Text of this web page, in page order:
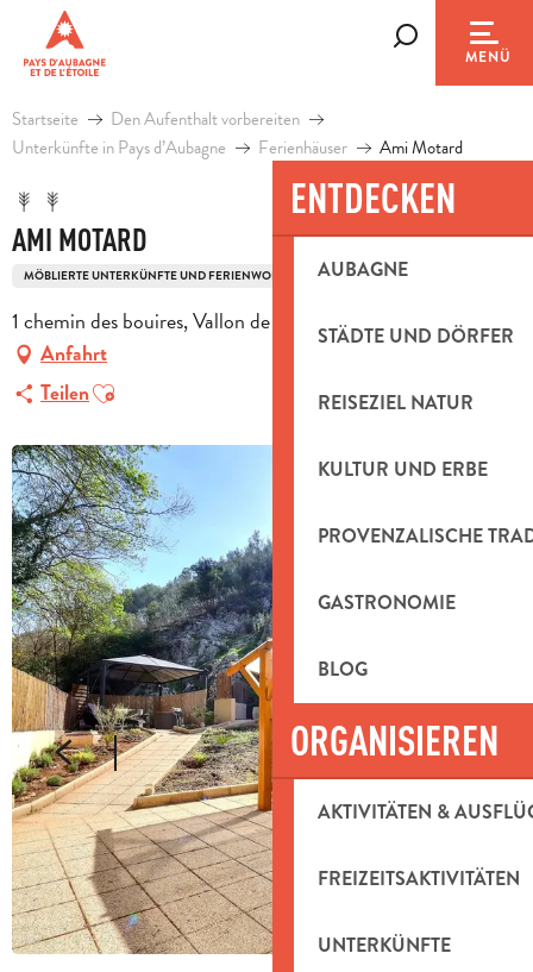
contenu
principal
MENÜ
ENTDECKEN
AUBAGNE
STÄDTE UND DÖRFER
REISEZIEL NATUR
KULTUR UND ERBE
PROVENZALISCHE
GASTRONOMIE
BLOG
ORGANISIEREN
AKTIVITÄTEN &
FREIZEITSAKTIVITÄTEN
UNTERKÜNFTE
Startseite
Den Aufenthalt vorbereiten
Unterkünfte in Pays d’Aubagne
Ferienhäuser Ami Motard
AMI MOTARD
MÖBLIERTE UNTERKÜNFTE UND FERIENWOHNUNGEN
1 chemin des bouires, Vallon de Nice, 13390 Auriol
Anfahrt
TeilenAjouter aux favoris